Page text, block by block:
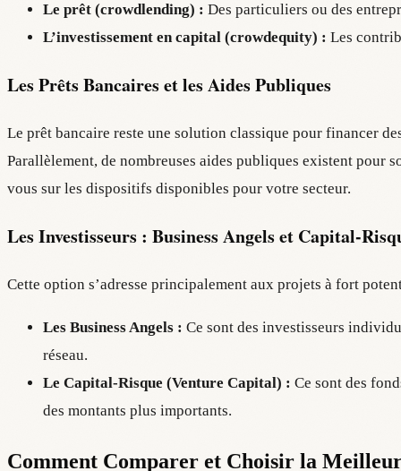
Le prêt (crowdlending) : Des particuliers ou des
L’investissement en capital (crowdequity) : Les
Les Prêts Bancaires et les Aides Publiques
Le prêt bancaire reste une solution classique pour financer
Parallèlement, de nombreuses aides publiques existent pour
vous sur les dispositifs disponibles pour votre secteur.
Les Investisseurs : Business Angels et Capital-
Cette option s’adresse principalement aux projets à fort
Les Business Angels : Ce sont des investisseurs
réseau.
Le Capital-Risque (Venture Capital) : Ce sont des
des montants plus importants.
Comment Comparer et Choisir la